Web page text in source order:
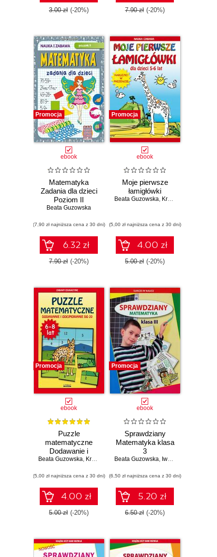
3.00 zł (-20%) 7.90 zł (-20%)
Promocja
ebook
Matematyka
Zadania dla dzieci
Poziom II
Beata Guzowska
(7,90 zł najniższa cena z 30 dni)
6.32 zł
7.90 zł (-20%)
Promocja
ebook
Moje pierwsze
łamigłówki
Beata Guzowska, Krzysztof Tonder
(5,00 zł najniższa cena z 30 dni)
4.00 zł
5.00 zł (-20%)
Promocja
ebook
Puzzle
matematyczne
Dodawanie i
odejmowanie do 20
Beata Guzowska, Krzysztof Tonder
(5,00 zł najniższa cena z 30 dni)
4.00 zł
5.00 zł (-20%)
Promocja
ebook
Sprawdziany
Matematyka klasa
3
Beata Guzowska, Iwona Kowalska
(6,50 zł najniższa cena z 30 dni)
5.20 zł
6.50 zł (-20%)